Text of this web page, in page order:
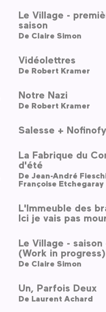
Le Village -
saison
De Claire Simon
Vidéolettres
De Robert Kramer
Notre Nazi
De Robert Kramer
Salesse + Nofinofy
La Fabrique du
d'été
De
Françoise Etchegaray
L'Immeuble des
Ici je vais pas
Le Village - saison
(Work in progress)
De Claire Simon
Un, Parfois Deux
De Laurent Achard